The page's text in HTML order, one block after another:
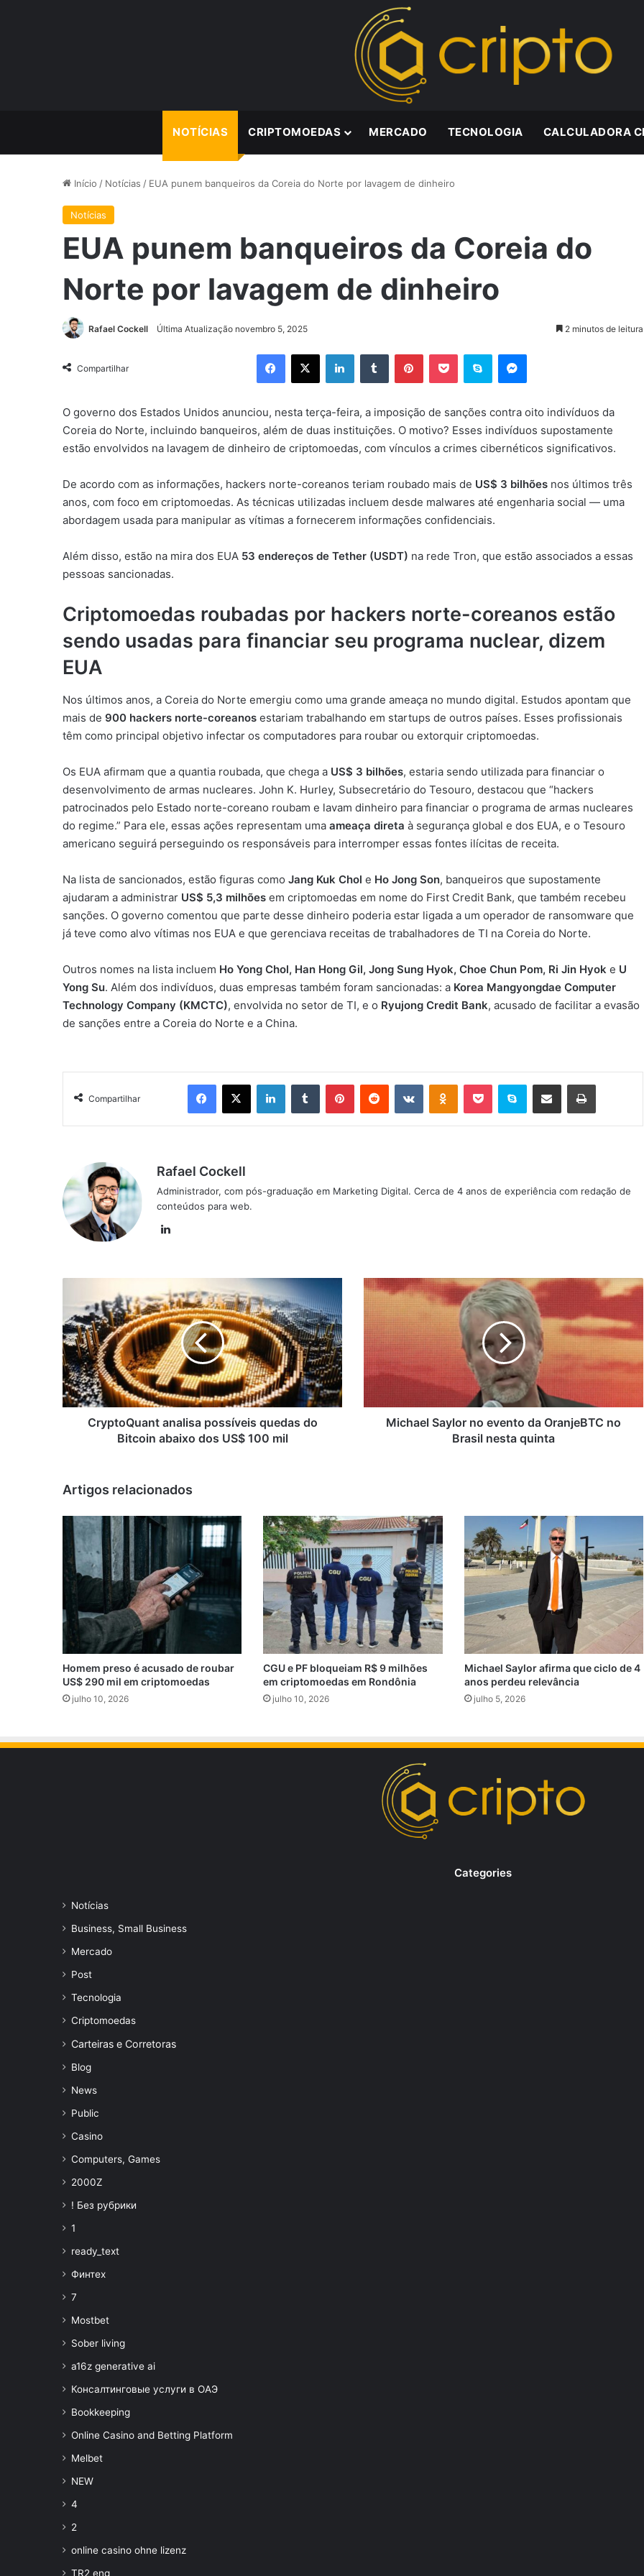
NOTÍCIAS CRIPTOMOEDAS MERCADO TECNOLOGIA CALCULADORA
Início / Notícias / EUA punem banqueiros da Coreia do Norte por lavagem de dinheiro
Notícias
EUA punem banqueiros da Coreia do
Norte por lavagem de dinheiro
Rafael Cockell Última Atualização novembro 5, 2025 2 minutos de leitura
Compartilhar
Facebook
X LinkedinTumblr PinterestPocket Skype Messenger
O governo dos Estados Unidos anunciou, nesta terça-feira, a imposição de sanções contra oito indivíduos da
Coreia do Norte, incluindo banqueiros, além de duas instituições. O motivo? Esses indivíduos supostamente
estão envolvidos na lavagem de dinheiro de criptomoedas, com vínculos a crimes cibernéticos significativos.
De acordo com as informações, hackers norte-coreanos teriam roubado mais de US$ 3 bilhões nos últimos três
anos, com foco em criptomoedas. As técnicas utilizadas incluem desde malwares até engenharia social — uma
abordagem usada para manipular as vítimas a fornecerem informações confidenciais.
Além disso, estão na mira dos EUA 53 endereços de Tether (USDT) na rede Tron, que estão associados a essas
pessoas sancionadas.
Criptomoedas roubadas por hackers norte-coreanos estão
sendo usadas para financiar seu programa nuclear, dizem
EUA
Nos últimos anos, a Coreia do Norte emergiu como uma grande ameaça no mundo digital. Estudos apontam que
mais de 900 hackers norte-coreanos estariam trabalhando em startups de outros países. Esses profissionais
têm como principal objetivo infectar os computadores para roubar ou extorquir criptomoedas.
Os EUA afirmam que a quantia roubada, que chega a US$ 3 bilhões, estaria sendo utilizada para financiar o
desenvolvimento de armas nucleares. John K. Hurley, Subsecretário do Tesouro, destacou que “hackers
patrocinados pelo Estado norte-coreano roubam e lavam dinheiro para financiar o programa de armas nucleares
do regime.” Para ele, essas ações representam uma ameaça direta à segurança global e dos EUA, e o Tesouro
americano seguirá perseguindo os responsáveis para interromper essas fontes ilícitas de receita.
Na lista de sancionados, estão figuras como Jang Kuk Chol e Ho Jong Son, banqueiros que supostamente
ajudaram a administrar US$ 5,3 milhões em criptomoedas em nome do First Credit Bank, que também recebeu
sanções. O governo comentou que parte desse dinheiro poderia estar ligada a um operador de ransomware que
já teve como alvo vítimas nos EUA e que gerenciava receitas de trabalhadores de TI na Coreia do Norte.
Outros nomes na lista incluem Ho Yong Chol, Han Hong Gil, Jong Sung Hyok, Choe Chun Pom, Ri Jin Hyok e U
Yong Su. Além dos indivíduos, duas empresas também foram sancionadas: a Korea Mangyongdae Computer
Technology Company (KMCTC), envolvida no setor de TI, e o Ryujong Credit Bank, acusado de facilitar a evasão
de sanções entre a Coreia do Norte e a China.
Compartilhar
Facebook
X LinkedinTumblr PinterestReddit VK OK Pocket Skype Compartilhar via e-mail Imprimir
Rafael Cockell
Administrador, com pós-graduação em Marketing Digital. Cerca de 4 anos de experiência com redação de
conteúdos para web.
possíveis
quedas
do
Bitcoin
abaixo
dos
US$
CryptoQuant analisa possíveis quedas do
Bitcoin abaixo dos US$ 100 mil
Michael
evento
OranjeBTC
no
nesta
quintaMichael Saylor no evento da OranjeBTC no
Brasil nesta quinta
Artigos relacionados
Homem preso é acusado de roubar
US$ 290 mil em criptomoedas
julho 10, 2026
CGU e PF bloqueiam R$ 9 milhões
em criptomoedas em Rondônia
julho 10, 2026
Michael Saylor afirma que ciclo de 4
anos perdeu relevância
julho 5, 2026
Categories
Notícias
Business, Small Business
Mercado
Post
Tecnologia
Criptomoedas
Carteiras e Corretoras
Blog
News
Public
Casino
Computers, Games
2000Z
! Без рубрики
1
ready_text
Финтех
7
Mostbet
Sober living
a16z generative ai
Консалтинговые услуги в ОАЭ
Bookkeeping
Online Casino and Betting Platform
Melbet
NEW
4
2
online casino ohne lizenz
TR2 eng